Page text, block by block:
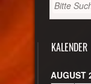
KALENDER
AUGUST